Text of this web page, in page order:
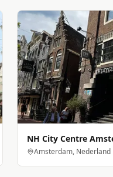
NH City Centre
Amsterdam, Nederland